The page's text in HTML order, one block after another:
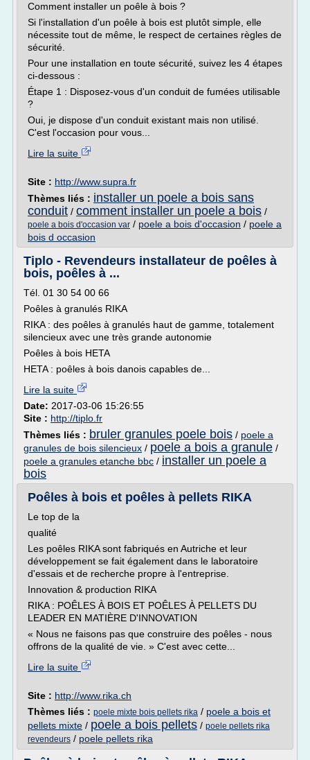
Comment installer un poêle à bois ?
Si l'installation d'un poêle à bois est plutôt simple, elle
nécessite tout de même, le respect de certaines règles de
sécurité.
Pour une installation en toute sécurité, suivez les 4 étapes
ci-dessous :
Étape 1 : Disposez-vous d'un conduit de fumées utilisable
?
Oui, je dispose d'un conduit existant mais non utilisé.
C'est l'occasion pour vous...
Lire la suite
Site : http://www.supra.fr
Thèmes liés : installer un poele a bois sans
conduit / comment installer un poele a bois /
poele a bois d'occasion var / poele a bois d'occasion / poele a
bois d occasion
Tiplo - Revendeurs installateur de poêles à
bois, poêles à ...
Tél. 01 30 54 00 66
Poêles à granulés RIKA
RIKA : des poêles à granulés haut de gamme, totalement
silencieux avec une très grande autonomie
Poêles à bois HETA
HETA : poêles à bois danois capables de...
Lire la suite
Date: 2017-03-06 15:26:55
Site : http://tiplo.fr
Thèmes liés : bruler granules poele bois / poele a
granules de bois silencieux / poele a bois a granule /
poele a granules etanche bbc / installer un poele a
bois
Poêles à bois et poêles à pellets RIKA
Le top de la
qualité
Les poêles RIKA sont fabriqués en Autriche et leur
développement se fait également dans le laboratoire
d'essais et de recherche propre à l'entreprise.
Innovation & production RIKA
RIKA : POÊLES À BOIS ET POÊLES À PELLETS DU
LEADER EN MATIÈRE D'INNOVATION
« Nous ne faisons pas que construire des poêles - nous
offrons de la qualité de vie. » C'est avec cette...
Lire la suite
Site : http://www.rika.ch
Thèmes liés : poele mixte bois pellets rika / poele a bois et
pellets mixte / poele a bois pellets / poele pellets rika
revendeurs / poele pellets rika